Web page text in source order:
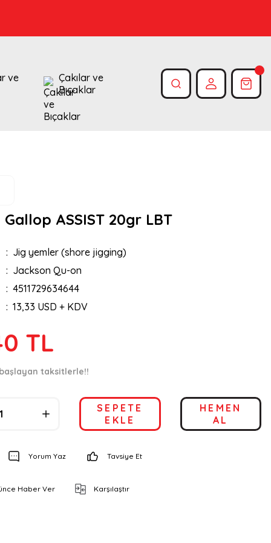
ve
Çakılar ve
Bıçaklar
ASSIST 20gr LBT
Jig yemler (shore jigging)
Jackson Qu-on
4511729634644
13,33 USD + KDV
TL
başlayan taksitlerle!!
SEPETE
EKLE
HEMEN
AL
Yorum Yaz Tavsiye Et
Haber Ver Karşılaştır